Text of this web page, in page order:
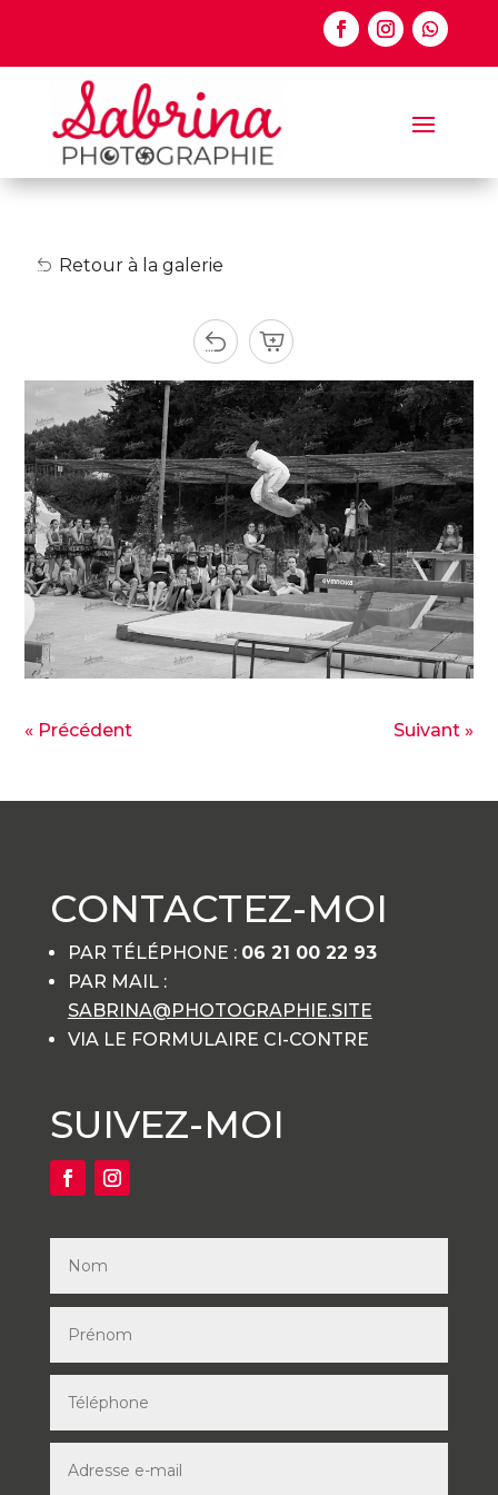
Retour à la galerie
« Précédent Suivant »
CONTACTEZ-MOI
PAR TÉLÉPHONE : 06 21 00 22 93
PAR MAIL :
SABRINA@PHOTOGRAPHIE.SITE
VIA LE FORMULAIRE CI-CONTRE
SUIVEZ-MOI